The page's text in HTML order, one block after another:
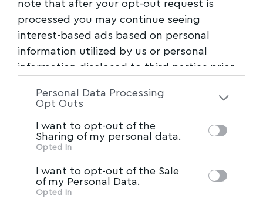
note that after your opt-out request is
processed you may continue seeing
interest-based ads based on personal
information utilized by us or personal
information disclosed to third parties prior
of the further disclosure of your personal
of downstream participants. This
information may also be disclosed by us to
Participantsthat may further disclose it to
other third parties.
Personal Data Processing
Opt Outs
I want to opt-out of the
Sharing of my personal data.
Opted In
I want to opt-out of the Sale
of my Personal Data.
Opted In